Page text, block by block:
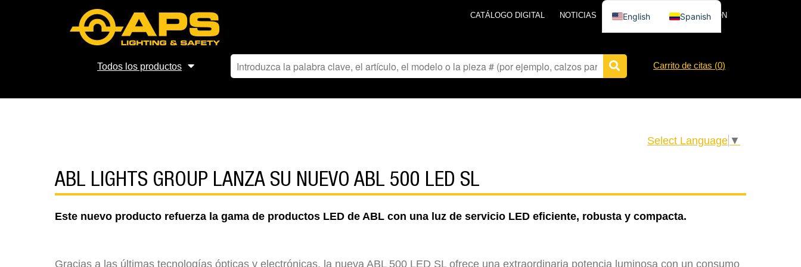
CATÁLOGO DIGITAL NOTICIAS PÓNGASE EN CONTACTO CON
Todos los productos Carrito de citas (0)
Select Language ▼
ABL LIGHTS GROUP LANZA SU NUEVO ABL 500 LED SL
Este nuevo producto refuerza la gama de productos LED de ABL con una luz de servicio LED eficiente, robusta y compacta.
Gracias a las últimas tecnologías ópticas y electrónicas, la nueva ABL 500 LED SL ofrece una extraordinaria potencia luminosa con un consumo
English Spanish